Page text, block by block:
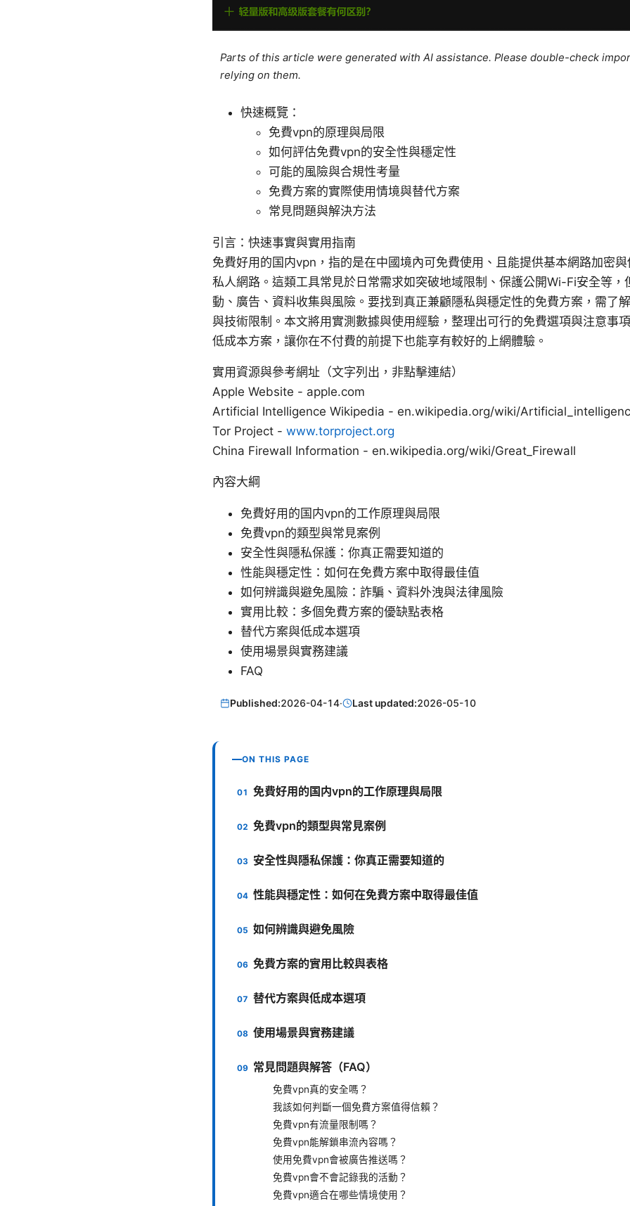
Parts of this article were generated with AI assistance. Please double-check
relying on them.
快速概覽：
免費vpn的原理與局限
如何評估免費vpn的安全性與穩定性
可能的風險與合規性考量
免費方案的實際使用情境與替代方案
常見問題與解決方法
引言：快速事實與實用指南
免費好用的国内vpn，指的是在中國境內可免費使用、且能提供基本網路加密
私人網路。這類工具常見於日常需求如突破地域限制、保護公開Wi-Fi安全等，
動、廣告、資料收集與風險。要找到真正兼顧隱私與穩定性的免費方案，需了
與技術限制。本文將用實測數據與使用經驗，整理出可行的免費選項與注意事
低成本方案，讓你在不付費的前提下也能享有較好的上網體驗。
實用資源與參考網址（文字列出，非點擊連結）
Apple Website - apple.com
Artificial Intelligence Wikipedia - en.wikipedia.org/wiki/
Tor Project - www.torproject.org
China Firewall Information - en.wikipedia.org/wiki/Great_Firewall
內容大綱
免費好用的国内vpn的工作原理與局限
免費vpn的類型與常見案例
安全性與隱私保護：你真正需要知道的
性能與穩定性：如何在免費方案中取得最佳值
如何辨識與避免風險：詐騙、資料外洩與法律風險
實用比較：多個免費方案的優缺點表格
替代方案與低成本選項
使用場景與實務建議
FAQ
Published:2026-04-14· Last updated:2026-05-10
ON THIS PAGE
免費好用的国内vpn的工作原理與局限
免費vpn的類型與常見案例
安全性與隱私保護：你真正需要知道的
性能與穩定性：如何在免費方案中取得最佳值
如何辨識與避免風險
免費方案的實用比較與表格
替代方案與低成本選項
使用場景與實務建議
常見問題與解答（FAQ）
免費vpn真的安全嗎？
我該如何判斷一個免費方案值得信賴？
免費vpn有流量限制嗎？
免費vpn能解鎖串流內容嗎？
使用免費vpn會被廣告推送嗎？
免費vpn會不會記錄我的活動？
免費vpn適合在哪些情境使用？